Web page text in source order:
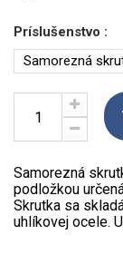
Príslušenstvo :
Samorezná
Samorezná
podložkou
Skrutka sa
uhlíkovej ocele.